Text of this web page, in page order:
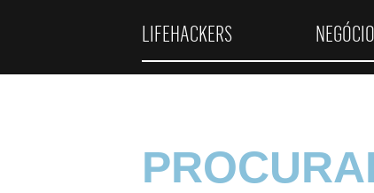
LIFEHACKERS